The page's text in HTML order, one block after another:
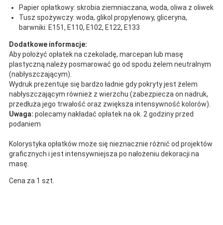
Papier opłatkowy: skrobia ziemniaczana, woda, oliwa z oliwek
Tusz spożywczy: woda, glikol propylenowy, gliceryna,
barwniki: E151, E110, E102, E122, E133
Dodatkowe informacje:
Aby położyć opłatek na czekoladę, marcepan lub masę
plastyczną należy posmarować go od spodu żelem neutralnym
(nabłyszczającym).
Wydruk prezentuje się bardzo ładnie gdy pokryty jest żelem
nabłyszczającym również z wierzchu (zabezpiecza on nadruk,
przedłuża jego trwałość oraz zwiększa intensywność kolorów).
Uwaga: polecamy nakładać opłatek na ok. 2 godziny przed
podaniem
Kolorystyka opłatków może się nieznacznie różnić od projektów
graficznych i jest intensywniejsza po nałożeniu dekoracji na
masę.
Cena za 1 szt.